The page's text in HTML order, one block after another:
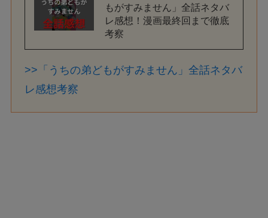
もがすみません」全話ネタバ
レ感想！漫画最終回まで徹底
考察
>>「うちの弟どもがすみません」全話ネタバ
レ感想考察